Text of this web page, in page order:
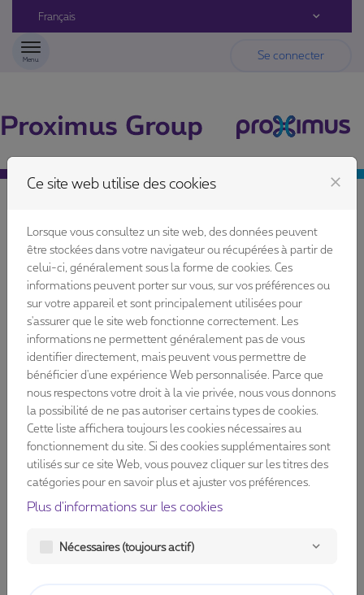
Français
Menu Se connecter
Identification
Se connecter
Si vous avez déjà un compte utilisateur
Proximus, entrez votre adresse email et
votre mot de passe ci-dessous.
Email:
Mot de passe :
visibility
Mot de passe perdu ?
Se connecter
Ce site web utilise des cookies close
Lorsque vous consultez un site web, des données peuvent
être stockées dans votre navigateur ou récupérées à partir de
celui-ci, généralement sous la forme de cookies. Ces
informations peuvent porter sur vous, sur vos préférences ou
sur votre appareil et sont principalement utilisées pour
s'assurer que le site web fonctionne correctement. Les
informations ne permettent généralement pas de vous
identifier directement, mais peuvent vous permettre de
bénéficier d'une expérience Web personnalisée. Parce que
nous respectons votre droit à la vie privée, nous vous donnons
la possibilité de ne pas autoriser certains types de cookies.
Cette liste affichera toujours les cookies nécessaires au
fonctionnement du site. Si des cookies supplémentaires sont
utilisés sur ce site Web, vous pouvez cliquer sur les titres des
catégories pour en savoir plus et ajuster vos préférences.
Plus d'informations sur les cookies
Nécessaires (toujours actif)